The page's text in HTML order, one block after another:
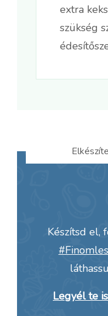
extra
szükség
Készítsd el,
Legyél te